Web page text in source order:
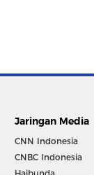
Jaringan Media
CNN Indonesia
CNBC Indonesia